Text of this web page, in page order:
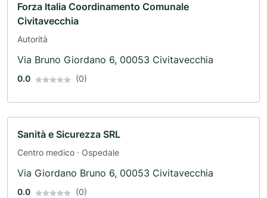
Forza Italia Coordinamento Comunale
Civitavecchia
Autorità
Via Bruno Giordano 6, 00053 Civitavecchia
0.0 (0)
Sanità e Sicurezza SRL
Centro medico · Ospedale
Via Giordano Bruno 6, 00053 Civitavecchia
0.0 (0)